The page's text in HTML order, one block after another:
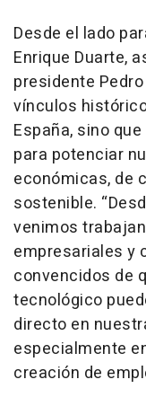
Desde el lado
Enrique Duarte,
presidente
vínculos
España, sino
para potenciar
económicas, de
sostenible.
venimos
empresariales y
convencidos de
tecnológico
directo en
especialmente
creación de